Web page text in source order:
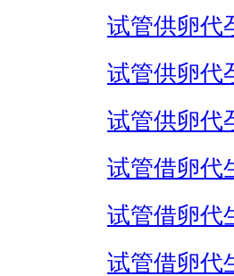
试管供卵代
试管供卵代
试管供卵代
试管借卵代
试管借卵代
试管借卵代